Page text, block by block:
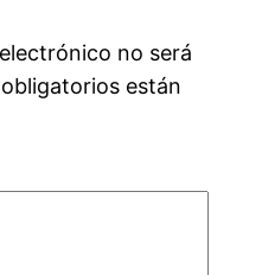
no será
están